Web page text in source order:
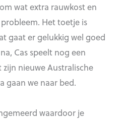
wat extra rauwkost en
Het toetje is
gaat er gelukkig wel goed
Cas speelt nog een
nieuwe Australische
gaan we naar bed.
waardoor je